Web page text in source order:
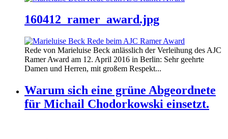
160412_ramer_award.jpg
Rede von Marieluise Beck anlässlich der Verleihung des AJC
Ramer Award am 12. April 2016 in Berlin: Sehr geehrte
Damen und Herren, mit großem Respekt...
Warum sich eine grüne Abgeordnete
für Michail Chodorkowski einsetzt.